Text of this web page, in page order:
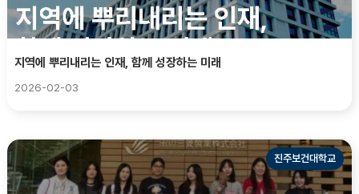
지역에 뿌리내리는 인재, 함께 성장하는 미래
2026-02-03
진주보건대학교